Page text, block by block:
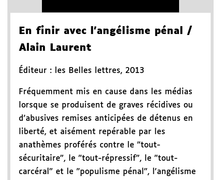
En finir avec l'angélisme pénal
/
Alain Laurent
Éditeur : les Belles lettres, 2013
Fréquemment mis en cause dans les médias
lorsque se produisent de graves récidives ou
d'abusives remises anticipées de détenus en
liberté, et aisément repérable par les
anathèmes proférés contre le "tout-
sécuritaire", le "tout-répressif", le "tout-
carcéral" et le "populisme pénal", l'angélisme